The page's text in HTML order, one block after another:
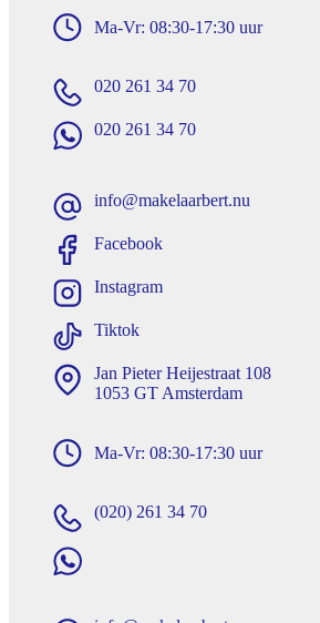
Ma-Vr: 08:30-17:30 uur
020 261 34 70
020 261 34 70
info@makelaarbert.nu
Facebook
Instagram
Tiktok
Jan Pieter Heijestraat 108
1053 GT Amsterdam
Ma-Vr: 08:30-17:30 uur
(020) 261 34 70